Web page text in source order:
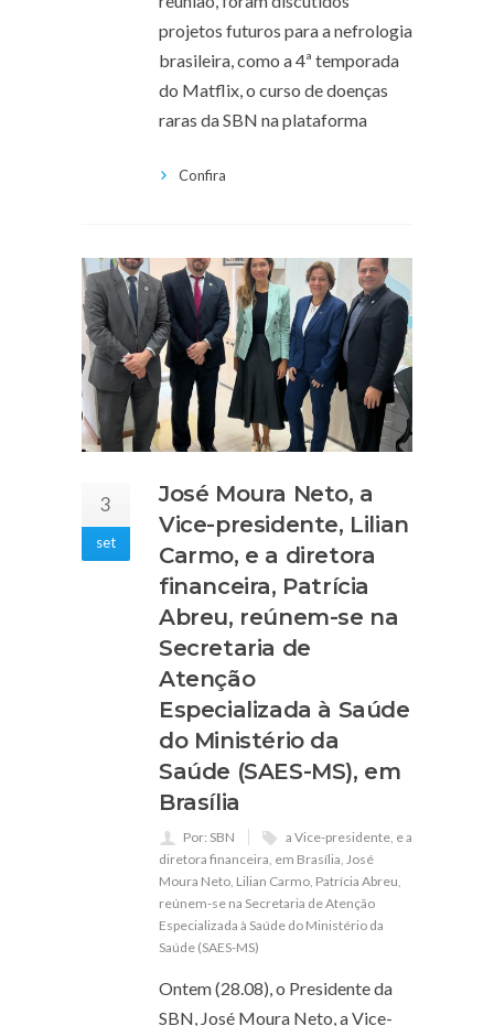
projetos futuros para a nefrologia
brasileira, como a 4ª temporada
do Matflix, o curso de doenças
raras da SBN na plataforma
Confira
3
set
José Moura Neto, a
Vice-presidente, Lilian
Carmo, e a diretora
financeira, Patrícia
Abreu, reúnem-se na
Secretaria de
Atenção
Especializada à Saúde
do Ministério da
Saúde (SAES-MS), em
Brasília
Por: SBN a Vice-presidente e a
diretora financeira em Brasília José
Moura Neto Lilian Carmo Patrícia Abreu
reúnem-se na Secretaria de Atenção
Especializada à Saúde do Ministério da
Saúde (SAES-MS)
Ontem (28.08), o Presidente da
SBN, José Moura Neto, a Vice-